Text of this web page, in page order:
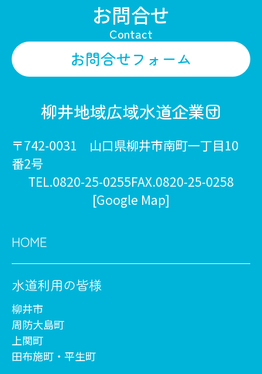
お問合せ
Contact
お問合せフォーム
柳井地域広域水道企業団
〒742-0031 山口県柳井市南町一丁目10
番2号
TEL.0820-25-0255FAX.0820-25-0258
[Google Map]
HOME
水道利用の皆様
柳井市
周防大島町
上関町
田布施町・平生町